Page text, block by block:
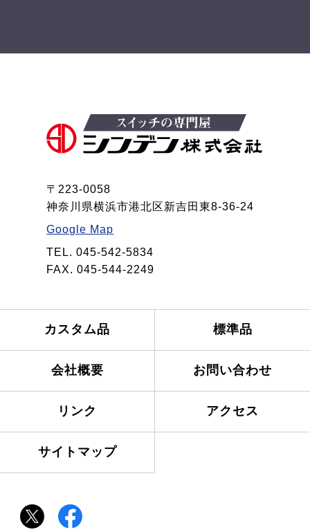
〒223-0058
神奈川県横浜市港北区新吉田東8-36-24
Google Map
TEL. 045-542-5834
FAX. 045-544-2249
カスタム品 標準品
会社概要 お問い合わせ
リンク アクセス
サイトマップ